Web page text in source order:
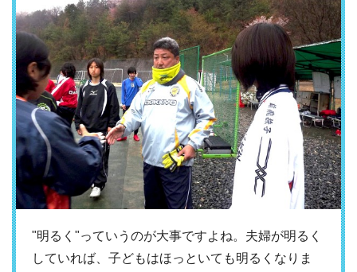
"明るく"っていうのが大事ですよね。夫婦が明るく
していれば、子どもはほっといても明るくなりま